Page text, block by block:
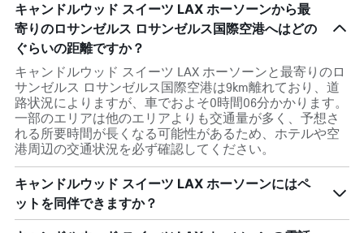
キャンドルウッド スイーツ LAX ホーソーンから最
寄りのロサンゼルス ロサンゼルス国際空港へはどの
ぐらいの距離ですか？
キャンドルウッド スイーツ LAX ホーソーンと最寄りのロ
サンゼルス ロサンゼルス国際空港は9km離れており、道
路状況によりますが、車でおよそ0時間06分かかります。
一部のエリアは他のエリアよりも交通量が多く、予想さ
れる所要時間が長くなる可能性があるため、ホテルや空
港周辺の交通状況を必ず確認してください。
キャンドルウッド スイーツ LAX ホーソーンにはペ
ットを同伴できますか？